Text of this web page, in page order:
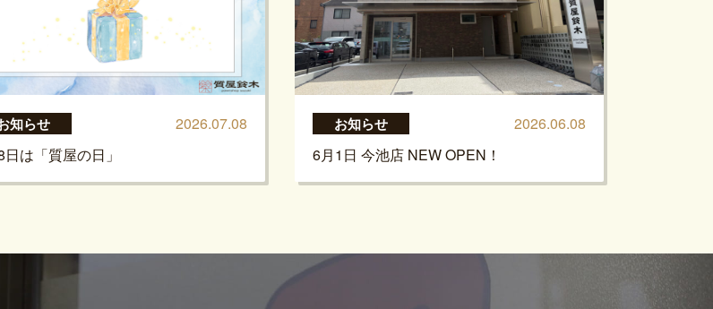
知らせ
2026.07.08
は「質屋の日」
お知らせ
2026.06.08
6月1日 今池店 NEW OPEN！